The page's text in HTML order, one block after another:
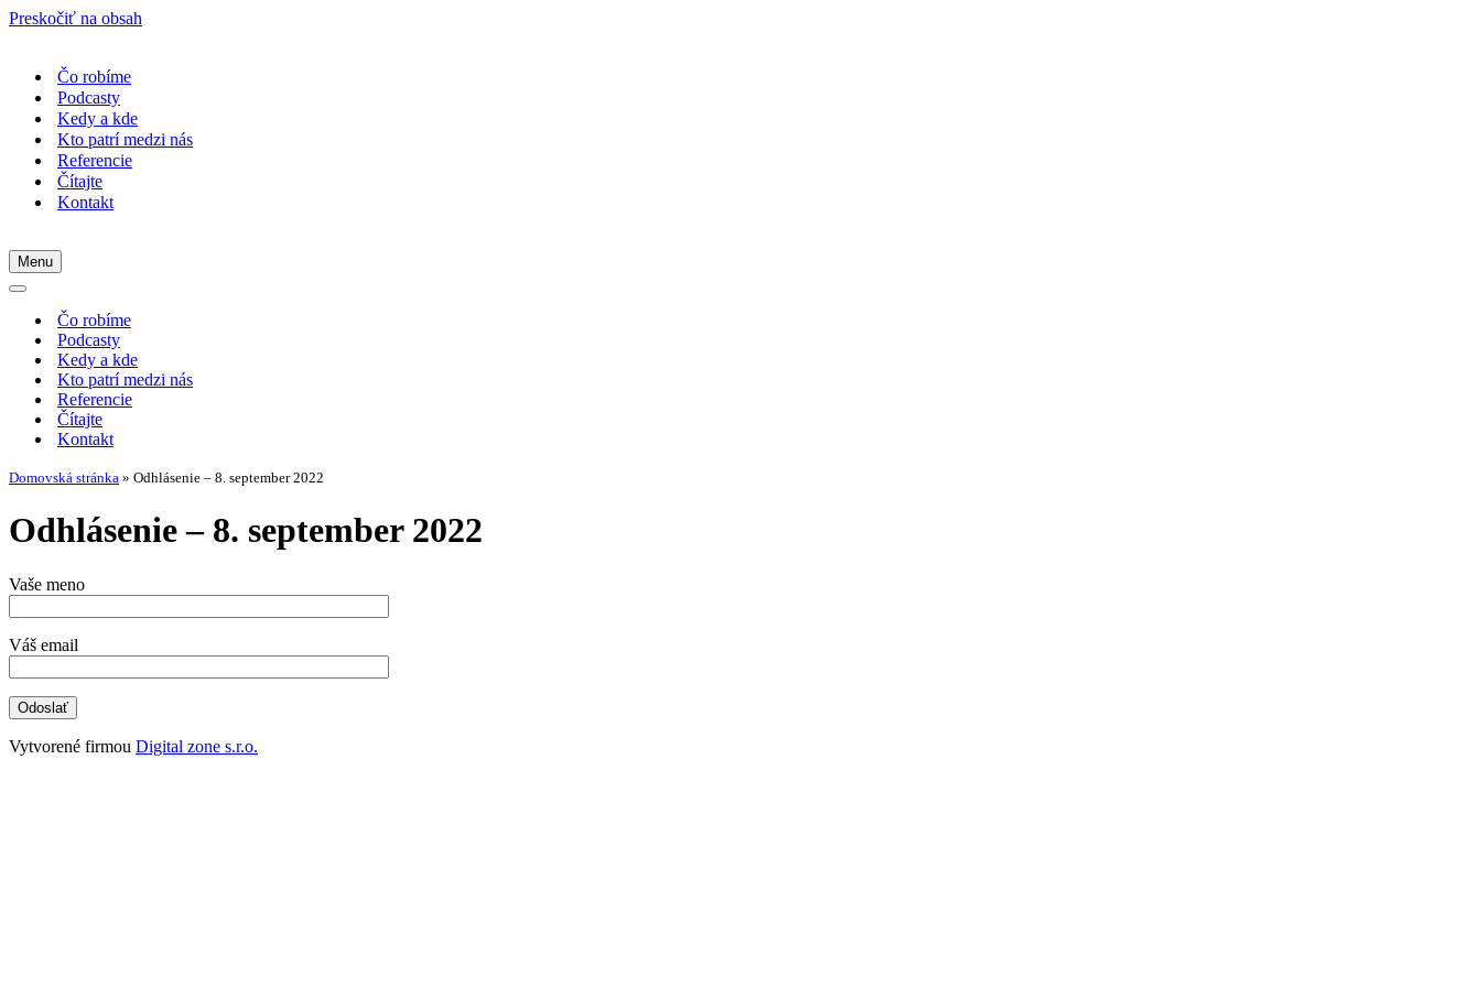
Preskočiť na obsah
Čo robíme
Podcasty
Kedy a kde
Kto patrí medzi nás
Referencie
Čítajte
Kontakt
Menu
Menu
Menu
navigácieČo robíme
Podcasty
Kedy a kde
Kto patrí medzi nás
Referencie
Čítajte
Kontakt
Domovská stránka » Odhlásenie – 8. september 2022
Odhlásenie – 8. september 2022
Vaše meno
Váš email
Vytvorené firmou Digital zone s.r.o.